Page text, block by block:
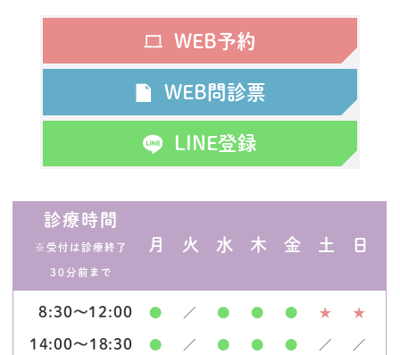
WEB予約
WEB問診票
LINE登録
診療時間
※受付は診療終了
30分前まで
月 火 水 木 金 土 日
8:30～12:00 ● ／ ● ● ● ★ ★
14:00～18:30 ● ／ ● ● ● ／ ／